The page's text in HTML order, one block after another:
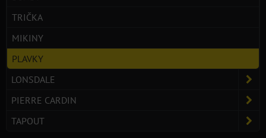
TRIČKA
MIKINY
PLAVKY
LONSDALE
PIERRE CARDIN
TAPOUT